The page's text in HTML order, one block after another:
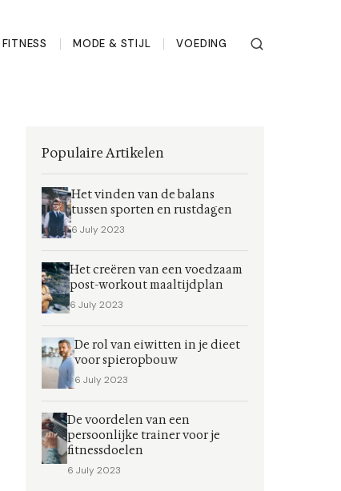
FITNESS MODE & STIJL VOEDING
Populaire Artikelen
Het vinden van de balans
tussen sporten en rustdagen
6 July 2023
Het creëren van een voedzaam
post-workout maaltijdplan
6 July 2023
De rol van eiwitten in je dieet
voor spieropbouw
6 July 2023
De voordelen van een
persoonlijke trainer voor je
fitnessdoelen
6 July 2023